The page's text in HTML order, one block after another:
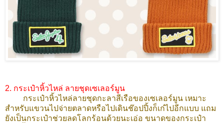
2. กระเป๋าหิ้วไหล่ ลายชุดเซเลอร์มูน
กระเป๋าหิ้วไหล่ลายชุดกะลาสีเรือของเซเลอร์มูน เหมาะ
สำหรับแขวนไปจ่ายตลาดหรือไปเดินช๊อปปิ้งก็เก๋ไปอีกแบบ แถม
ยังเป็นกระเป๋าช่วยลดโลกร้อนด้วยนะเอ่อ ขนาดของกระเป๋า